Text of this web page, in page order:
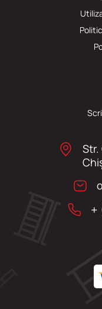
Str.
+